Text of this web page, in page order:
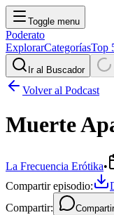
Toggle menu
Poderato
ExplorarCategoríasTop
Ir al Buscador
Volver al Podcast
Muerte
La Frecuencia Erótika•
Compartir episodio:
Compartir: